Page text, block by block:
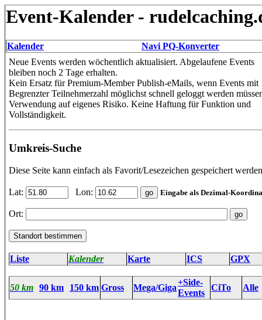
Event-Kalender -
Kalender
Navi PQ-Konverter
Neue Events werden wöchentlich aktualisiert. Abgelaufene Events
bleiben noch 2 Tage erhalten.
Kein Ersatz für Premium-Member Publish-eMails, wenn Events mit
Begrenzter Teilnehmerzahl möglichst schnell geloggt werden
Verwendung auf eigenes Risiko. Keine Haftung für Funktion und
Vollständigkeit.
Umkreis-Suche
Diese Seite kann einfach als Favorit/Lesezeichen gespeichert
Lat: Lon: Eingabe als Dezimal-
Ort:
Liste Kalender Karte ICS GPX
50 km 90 km 150 km Gross Mega/Giga
+Side-
Events
CiTo Alle